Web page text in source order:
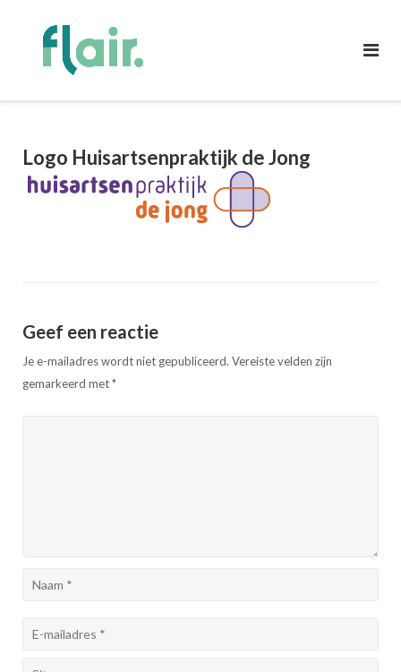
Logo Huisartsenpraktijk de Jong
Geef een reactie
Je e-mailadres wordt niet gepubliceerd. Vereiste velden zijn
gemarkeerd met*